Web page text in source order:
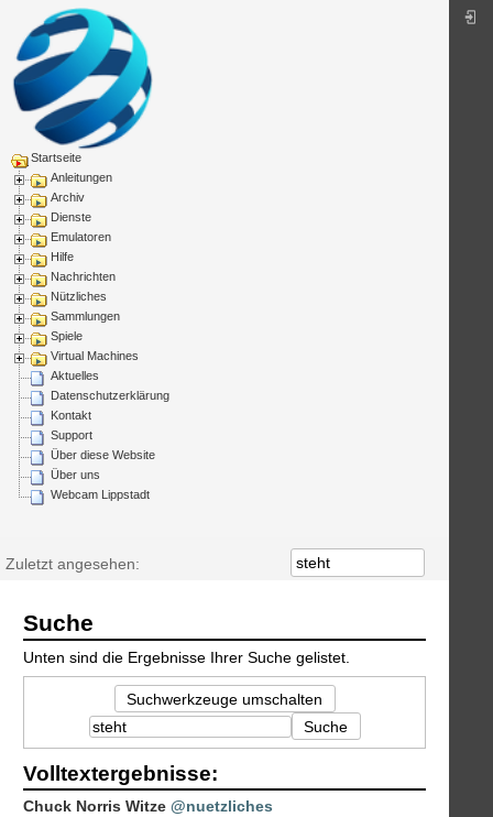
Startseite
Anleitungen
Archiv
Dienste
Emulatoren
Hilfe
Nachrichten
Nützliches
Sammlungen
Spiele
Virtual Machines
Aktuelles
Datenschutzerklärung
Kontakt
Support
Über diese Website
Über uns
Webcam Lippstadt
Zuletzt angesehen:
Suche
Unten sind die Ergebnisse Ihrer Suche gelistet.
Suchwerkzeuge umschalten
Suche
Volltextergebnisse:
Chuck Norris Witze @nuetzliches